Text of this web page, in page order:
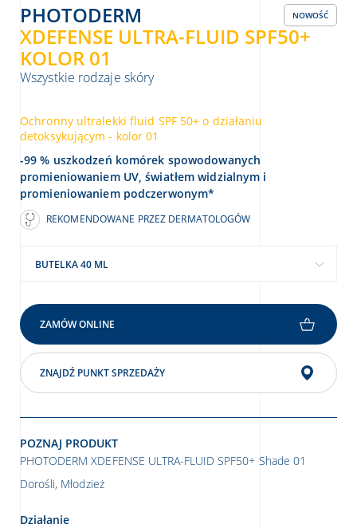
PHOTODERM
XDEFENSE ULTRA-FLUID SPF50+
KOLOR 01
NOWOŚĆ
Wszystkie rodzaje skóry
Ochronny ultralekki fluid SPF 50+ o działaniu
detoksykującym - kolor 01
-99 % uszkodzeń komórek spowodowanych
promieniowaniem UV, światłem widzialnym i
promieniowaniem podczerwonym*
REKOMENDOWANE PRZEZ DERMATOLOGÓW
BUTELKA 40 ML
ZAMÓW ONLINE
ZNAJDŹ PUNKT SPRZEDAŻY
POZNAJ PRODUKT
PHOTODERM XDEFENSE ULTRA-FLUID SPF50+ Shade 01
Dorośli, Młodzież
Działanie